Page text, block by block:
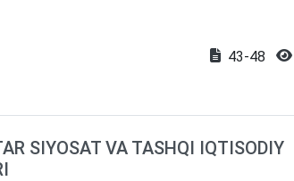
asosida raqamli yechimlarni joriy etish
milliy sharoitdagi qiyinchiliklari
uchun ragʻbatlantirish mexanizmlarining
va jamiyatda ishonchni
43-48
SIYOSAT VA TASHQI IQTISODIY